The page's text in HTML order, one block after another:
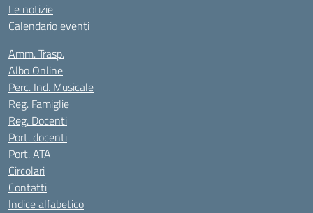
Le notizie
Calendario eventi
Amm. Trasp.
Albo Online
Perc. Ind. Musicale
Reg. Famiglie
Reg. Docenti
Port. docenti
Port. ATA
Circolari
Contatti
Indice alfabetico